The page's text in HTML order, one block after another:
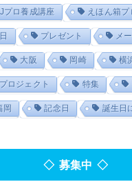
プロ養成講座 えほん箱プ
プレゼント メ
大阪 岡崎 横
ロジェクト 特集
岡 記念日 誕生日
◇ 募集中 ◇